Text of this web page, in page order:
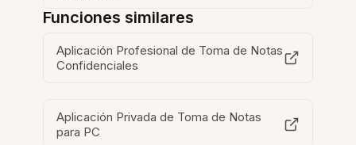
Funciones similares
Aplicación Profesional de Toma de Notas
Confidenciales
Aplicación Privada de Toma de Notas
para PC